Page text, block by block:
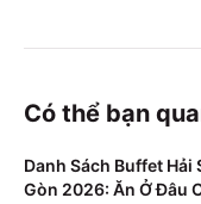
Có thể bạn
Danh Sách Buffet Hải
Gòn 2026: Ăn Ở Đâu